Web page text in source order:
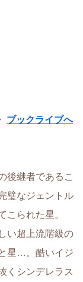
ブックライブへ
後継者であるこ
璧なジェントル
こられた星。
い超上流階級の
星…。酷いイジ
くシンデレラス